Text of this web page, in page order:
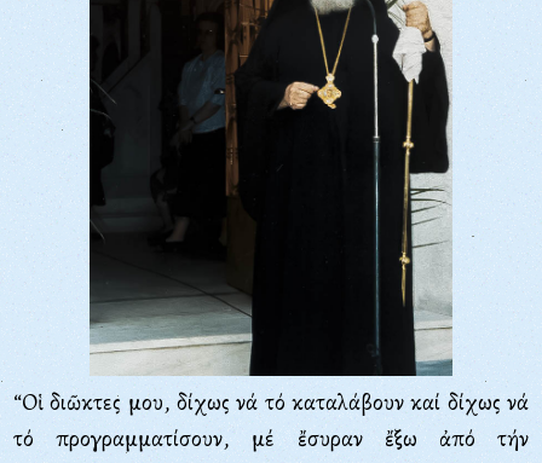
“Oἱ διῶκτες μου, δίχως νά τό καταλάβουν καί δίχως νά
τό προγραμματίσουν, μέ ἔσυραν ἔξω ἀπό τήν